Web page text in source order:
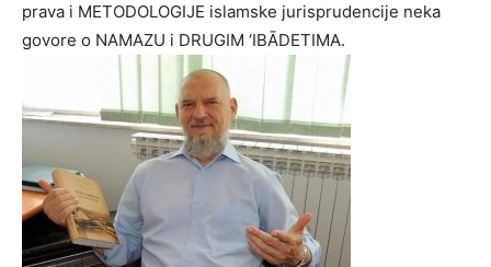
prava i METODOLOGIJE islamske jurisprudencije neka
govore o NAMAZU i DRUGIM ‘IBĀDETIMA.